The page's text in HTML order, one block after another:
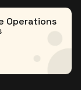
Operations